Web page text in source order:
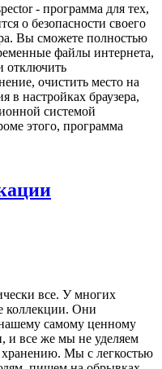
- программа для тех,
о безопасности своего
Вы сможете полностью
файлы интернета,
отключить
очистить место на
в настройках браузера,
системой
этого, программа
все. У многих
коллекции. Они
самому ценному
и все же мы не уделяем
Мы с легкостью